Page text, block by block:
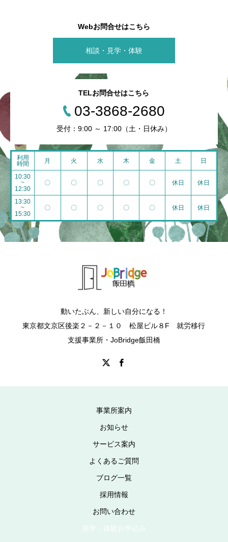
Webお問合せはこちら
相談・見学・体験
TELお問合せはこちら
03-3868-2680
受付：9:00 ～ 17:00（土・日休み）
利用
時間
月 火 水 木 金 土 日
10:30
~
12:30
〇 〇 〇 〇 〇 休日 休日
13:30
~
15:30
〇 〇 〇 〇 〇 休日 休日
動いたぶん、新しい自分になる！
東京都文京区後楽２－２－１０ 松屋ビル８F 就労移行
支援事業所・JoBridge飯田橋
事業所案内
お知らせ
サービス案内
よくあるご質問
ブログ一覧
採用情報
お問い合わせ
見学・体験お申込み